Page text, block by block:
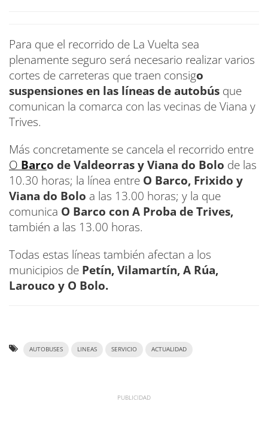
Para que el recorrido de La Vuelta sea
plenamente seguro será necesario realizar varios
cortes de carreteras que traen consigo
suspensiones en las líneas de autobús que
comunican la comarca con las vecinas de Viana y
Trives.
Más concretamente se cancela el recorrido entre
O Barco de Valdeorras y Viana do Bolo de las
10.30 horas; la línea entre O Barco, Frixido y
Viana do Bolo a las 13.00 horas; y la que
comunica O Barco con A Proba de Trives,
también a las 13.00 horas.
Todas estas líneas también afectan a los
municipios de Petín, Vilamartín, A Rúa,
Larouco y O Bolo.
AUTOBUSES LINEAS SERVICIO ACTUALIDAD